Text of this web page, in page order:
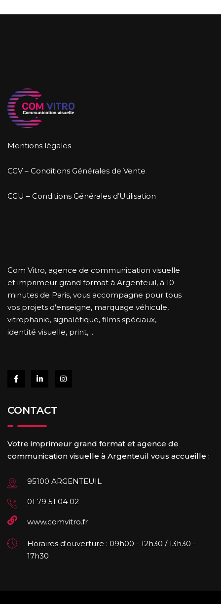
Mentions légales
CGV – Conditions Générales de Vente
CGU – Conditions Générales d’Utilisation
Com Vitro, agence de communication visuelle
et imprimeur grand format à Argenteuil, à 10
minutes de Paris, vous accompagne pour tous
vos projets d'enseigne, marquage véhicule,
vitrophanie, signalétique, films spéciaux,
identité visuelle, print, ...
CONTACT
Votre imprimeur grand format et agence de
communication visuelle à Argenteuil vous accueille :
95100 ARGENTEUIL
01 79 51 04 02
www.comvitro.fr
Horaires d'ouverture : 09h00 - 12h30 / 13h30 -
17h30